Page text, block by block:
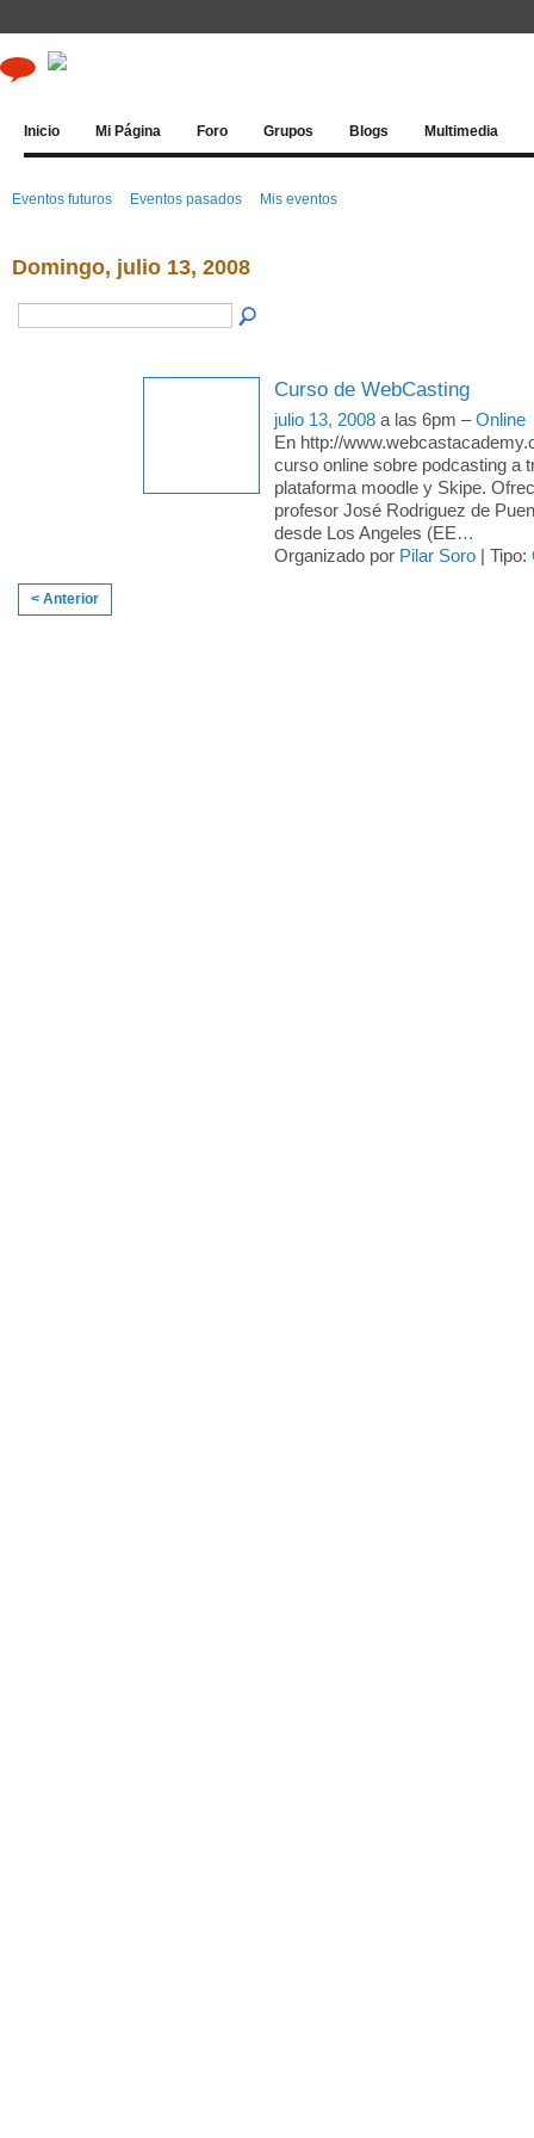
Inicio Mi Página Foro Grupos Blogs Multimedia
Eventos futuros Eventos pasados Mis eventos
Domingo, julio 13, 2008
Curso de WebCasting
julio 13, 2008 a las 6pm –Online
En http://
curso online sobre podcasting a
plataforma moodle y Skipe.
profesor José Rodriguez de
desde Los Angeles (EE…
Organizado por Pilar Soro | Tipo:
< Anterior